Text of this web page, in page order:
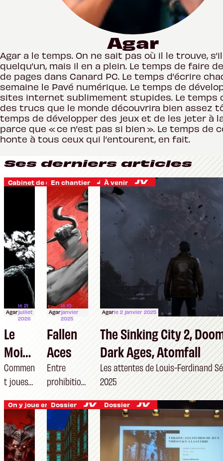
Agar
Agar a le temps. On ne sait pas où il le trouve,
quelqu’un, mais il en a plein. Le temps de faire
de pages dans Canard PC. Le temps d’écrire
semaine le Pavé numérique. Le temps de
sites internet sublimement stupides. Le temps
des trucs que le monde découvrira bien assez
temps de développer des jeux et de les jeter à
parce que « ce n’est pas si bien ». Le temps de
honte à tous ceux qui l’entourent, en fait.
Ses derniers articles
Cabinet de curiosités
Agar
le 21
juillet
2026
Le
Moig
non
faible
et
Night
of the
Commen
t joues-
de
poêle ?
On y joue encore
En chantier
Agar
le 10
janvier
2025
Fallen
Aces
Entre
prohibition
modernité
À venir
Agarle 2 janvier 2025
The Sinking City 2,
Dark Ages, Atomfall
Les attentes de Louis-Ferdinand
2025
Dossier Dossier